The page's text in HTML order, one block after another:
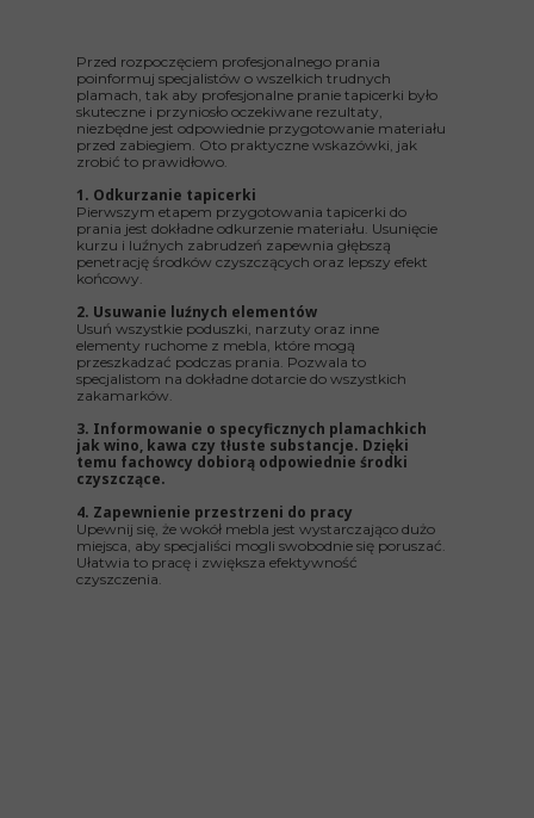
Przed rozpoczęciem profesjonalnego prania
poinformuj specjalistów o wszelkich trudnych
plamach, tak aby profesjonalne pranie tapicerki było
skuteczne i przyniosło oczekiwane rezultaty,
niezbędne jest odpowiednie przygotowanie materiału
przed zabiegiem. Oto praktyczne wskazówki, jak
zrobić to prawidłowo.
1. Odkurzanie tapicerki
Pierwszym etapem przygotowania tapicerki do
prania jest dokładne odkurzenie materiału. Usunięcie
kurzu i luźnych zabrudzeń zapewnia głębszą
penetrację środków czyszczących oraz lepszy efekt
końcowy.
2. Usuwanie luźnych elementów
Usuń wszystkie poduszki, narzuty oraz inne
elementy ruchome z mebla, które mogą
przeszkadzać podczas prania. Pozwala to
specjalistom na dokładne dotarcie do wszystkich
zakamarków.
3. Informowanie o specyficznych plamachkich
jak wino, kawa czy tłuste substancje. Dzięki
temu fachowcy dobiorą odpowiednie środki
czyszczące.
4. Zapewnienie przestrzeni do pracy
Upewnij się, że wokół mebla jest wystarczająco dużo
miejsca, aby specjaliści mogli swobodnie się poruszać.
Ułatwia to pracę i zwiększa efektywność
czyszczenia.